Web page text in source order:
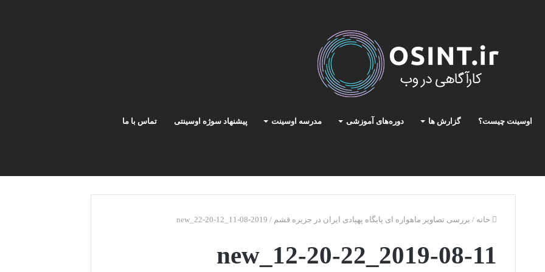
اوسینت چیست؟ گزارش ها دوره‌های آموزشی مدرسه اوسینت پیشنهاد سوژه اوسینتی تماس با ما
خانه / بررسی تصاویر ماهواره ای پایگاه پهپادی ایران در جزیره قشم /
2019-08-11_12-20-22_new
2019-08-11_12-20-22_new